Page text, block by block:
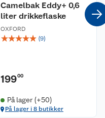
Camelbak Eddy+ 0,6
liter drikkeflaske
OXFORD
☆☆☆☆☆ (9)
19900
På lager (+50)
På lager i 8 butikker